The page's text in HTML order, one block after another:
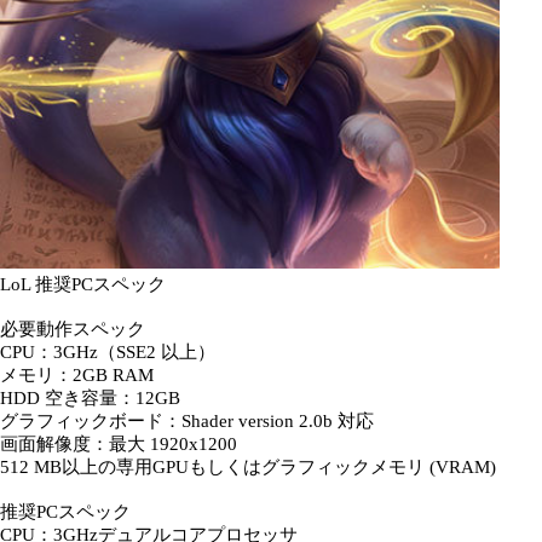
LoL 推奨PCスペック
必要動作スペック
CPU：3GHz（SSE2 以上）
メモリ：2GB RAM
HDD 空き容量：12GB
グラフィックボード：Shader version 2.0b 対応
画面解像度：最大 1920x1200
512 MB以上の専用GPUもしくはグラフィックメモリ (VRAM)
推奨PCスペック
CPU：3GHzデュアルコアプロセッサ